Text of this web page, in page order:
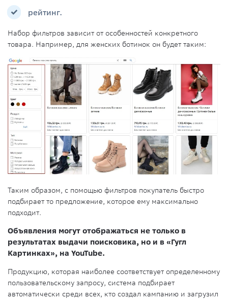
рейтинг.
Набор фильтров зависит от особенностей конкретного
товара. Например, для женских ботинок он будет таким:
Таким образом, с помощью фильтров покупатель быстро
подбирает то предложение, которое ему максимально
подходит.
Объявления могут отображаться не только в
результатах выдачи поисковика, но и в «Гугл
Картинках», на YouTube.
Продукцию, которая наиболее соответствует определенному
пользовательскому запросу, система подбирает
автоматически среди всех, кто создал кампанию и загрузил